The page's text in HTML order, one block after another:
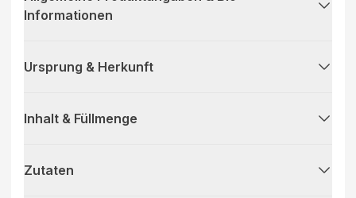
Informationen
Ursprung & Herkunft
Inhalt & Füllmenge
Zutaten